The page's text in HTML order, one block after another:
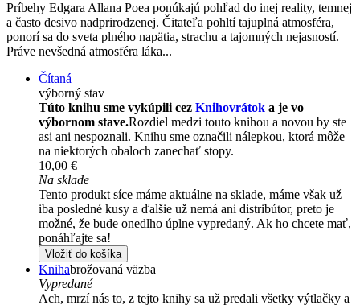
Príbehy Edgara Allana Poea ponúkajú pohľad do inej reality, temnej
a často desivo nadprirodzenej. Čitateľa pohltí tajuplná atmosféra,
ponorí sa do sveta plného napätia, strachu a tajomných nejasností.
Práve nevšedná atmosféra láka...
Čítaná
výborný stav
Túto knihu sme vykúpili cez Knihovrátok a je vo
výbornom stave.Rozdiel medzi touto knihou a novou by ste
asi ani nespoznali. Knihu sme označili nálepkou, ktorá môže
na niektorých obaloch zanechať stopy.
10,00 €
Na sklade
Tento produkt síce máme aktuálne na sklade, máme však už
iba posledné kusy a ďalšie už nemá ani distribútor, preto je
možné, že bude onedlho úplne vypredaný. Ak ho chcete mať,
ponáhľajte sa!
Vložiť do košíka
Knihabrožovaná väzba
Vypredané
Ach, mrzí nás to, z tejto knihy sa už predali všetky výtlačky a